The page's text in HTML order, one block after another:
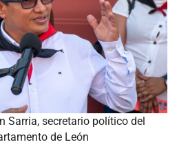
Sarria, secretario político del
de León